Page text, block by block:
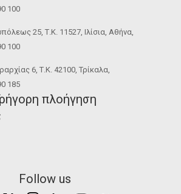
100
25, Τ.Κ. 11527, Ιλίσια, Αθήνα,
100
6, Τ.Κ. 42100, Τρίκαλα,
185
πλοήγηση
Follow us